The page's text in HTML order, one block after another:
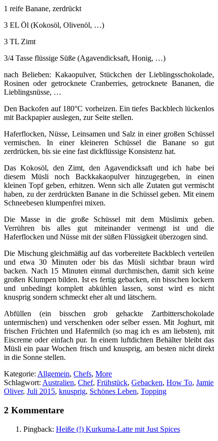
1 reife Banane, zerdrückt
3 EL Öl (Kokosöl, Olivenöl, …)
3 TL Zimt
3/4 Tasse flüssige Süße (Agavendicksaft, Honig, …)
nach Belieben: Kakaopulver, Stückchen der Lieblingsschokolade,
Rosinen oder getrocknete Cranberries, getrocknete Bananen, die
Lieblingsnüsse, …
Den Backofen auf 180°C vorheizen. Ein tiefes Backblech lückenlos
mit Backpapier auslegen, zur Seite stellen.
Haferflocken, Nüsse, Leinsamen und Salz in einer großen Schüssel
vermischen. In einer kleineren Schüssel die Banane so gut
zerdrücken, bis sie eine fast dickflüssige Konsistenz hat.
Das Kokosöl, den Zimt, den Agavendicksaft und ich habe bei
diesem Müsli noch Backkakaopulver hinzugegeben, in einen
kleinen Topf geben, erhitzen. Wenn sich alle Zutaten gut vermischt
haben, zu der zerdrückten Banane in die Schüssel geben. Mit einem
Schneebesen klumpenfrei mixen.
Die Masse in die große Schüssel mit dem Müslimix geben.
Verrühren bis alles gut miteinander vermengt ist und die
Haferflocken und Nüsse mit der süßen Flüssigkeit überzogen sind.
Die Mischung gleichmäßig auf das vorbereitete Backblech verteilen
und etwa 30 Minuten oder bis das Müsli sichtbar braun wird
backen. Nach 15 Minuten einmal durchmischen, damit sich keine
großen Klumpen bilden. Ist es fertig gebacken, ein bisschen lockern
und unbedingt komplett abkühlen lassen, sonst wird es nicht
knusprig sondern schmeckt eher alt und lätschern.
Abfüllen (ein bisschen grob gehackte Zartbitterschokolade
untermischen) und verschenken oder selber essen. Mit Joghurt, mit
frischen Früchten und Hafermilch (so mag ich es am liebsten), mit
Eiscreme oder einfach pur. In einem luftdichten Behälter bleibt das
Müsli ein paar Wochen frisch und knusprig, am besten nicht direkt
in die Sonne stellen.
Kategorie: Allgemein, Chefs, More
Schlagwort: Australien, Chef, Frühstück, Gebacken, How To, Jamie
Oliver, Juli 2015, knusprig, Schönes Leben, Topping
2 Kommentare
Pingback: Heiße (!) Kurkuma-Latte mit Just Spices